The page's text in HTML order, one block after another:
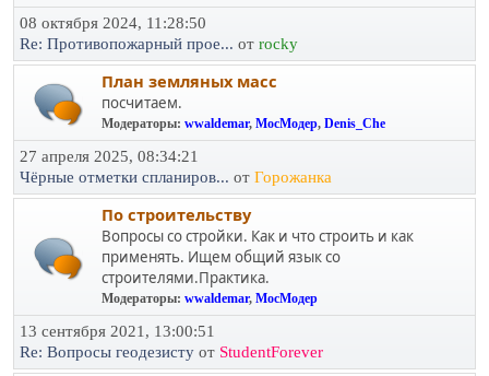
08 октября 2024, 11:28:50
Re: Противопожарный прое... от rocky
План земляных масс
посчитаем.
Модераторы: wwaldemar, МосМодер, Denis_Che
27 апреля 2025, 08:34:21
Чёрные отметки спланиров... от Горожанка
По строительству
Вопросы со стройки. Как и что строить и как
применять. Ищем общий язык со
строителями.Практика.
Модераторы: wwaldemar, МосМодер
13 сентября 2021, 13:00:51
Re: Вопросы геодезисту от StudentForever